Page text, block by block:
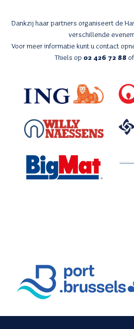
Dankzij haar partners organiseert de
verschillende
Voor meer informatie kunt u contact
Thiels op 02 426 72 88